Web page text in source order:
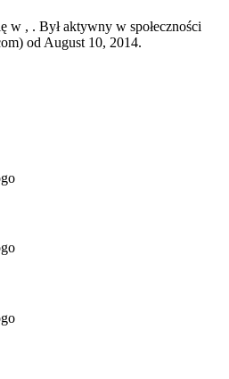
w , . Był aktywny w społeczności
od August 10, 2014.